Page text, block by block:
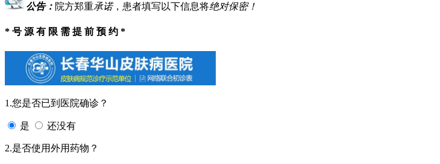
公告： 院方郑重承诺，患者填写以下信息将绝对保密！
* 号 源 有 限 需 提 前 预 约 *
1.您是否已到医院确诊？
是 还没有
2.是否使用外用药物？